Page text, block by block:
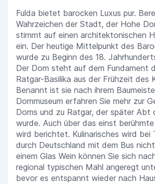
Fulda bietet barocken Luxus pur.
Wahrzeichen der Stadt, der Hohe
stimmt auf einen architektonischen
ein. Der heutige Mittelpunkt des
wurde zu Beginn des 18.
Der Dom steht auf dem Fundament
Ratgar-Basilika aus der Frühzeit des
Benannt ist sie nach ihrem
Dommuseum erfahren Sie mehr zur
Doms und zu Ratgar, der später Abt
wurde. Auch über das einst
wird berichtet. Kulinarisches wird bei
durch Deutschland mit dem Bus
einem Glas Wein können Sie sich
regional typischen Mahl angeregt
bevor es entspannt wieder nach